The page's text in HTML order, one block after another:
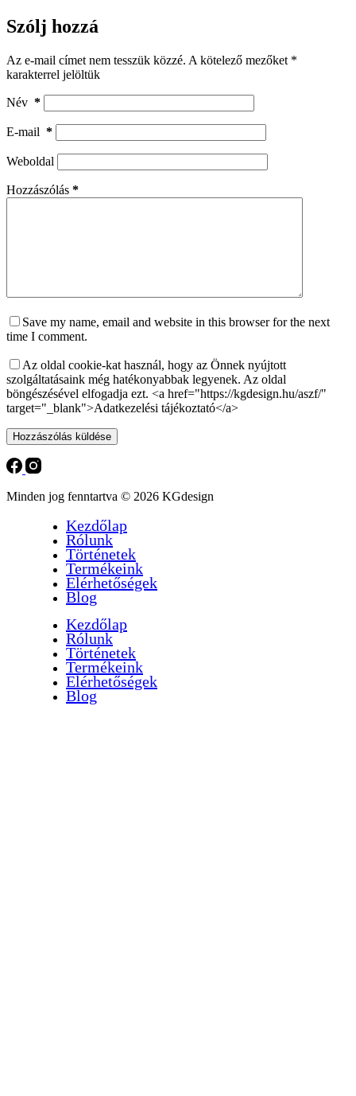
Szólj hozzá
Az e-mail címet nem tesszük közzé. A kötelező mezőket *
karakterrel jelöltük
Név *
E-mail *
Weboldal
Hozzászólás *
Save my name, email and website in this browser for the next
time I comment.
Az oldal cookie-kat használ, hogy az Önnek nyújtott
szolgáltatásaink még hatékonyabbak legyenek. Az oldal
böngészésével elfogadja ezt. <a href="https://kgdesign.hu/aszf/"
target="_blank">Adatkezelési tájékoztató</a>
Hozzászólás küldése
Minden jog fenntartva © 2026 KGdesign
Kezdőlap
Rólunk
Történetek
Termékeink
Elérhetőségek
Blog
Kezdőlap
Rólunk
Történetek
Termékeink
Elérhetőségek
Blog